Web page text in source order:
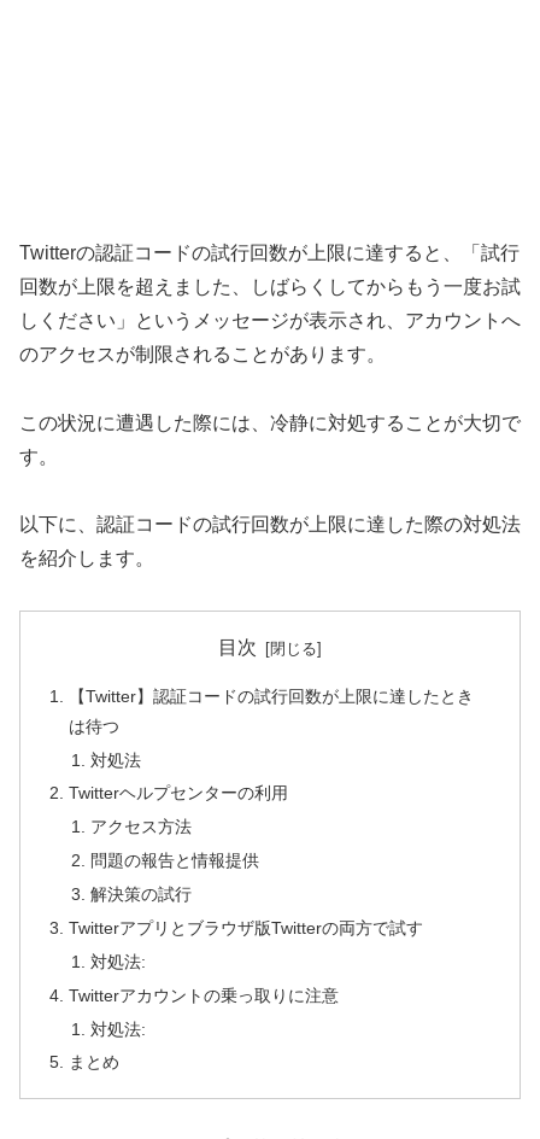
Twitterの認証コードの試行回数が上限に達すると、「試行
回数が上限を超えました、しばらくしてからもう一度お試
しください」というメッセージが表示され、アカウントへ
のアクセスが制限されることがあります。
この状況に遭遇した際には、冷静に対処することが大切で
す。
以下に、認証コードの試行回数が上限に達した際の対処法
を紹介します。
目次
【Twitter】認証コードの試行回数が上限に達したとき
は待つ
対処法
Twitterヘルプセンターの利用
アクセス方法
問題の報告と情報提供
解決策の試行
Twitterアプリとブラウザ版Twitterの両方で試す
対処法:
Twitterアカウントの乗っ取りに注意
対処法:
まとめ